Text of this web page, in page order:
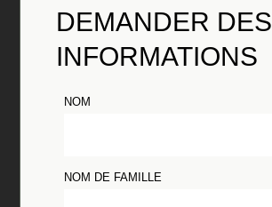
DEMANDER DES
INFORMATIONS
NOM
NOM DE FAMILLE